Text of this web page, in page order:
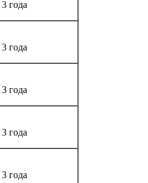
3 года
3 года
3 года
3 года
3 года